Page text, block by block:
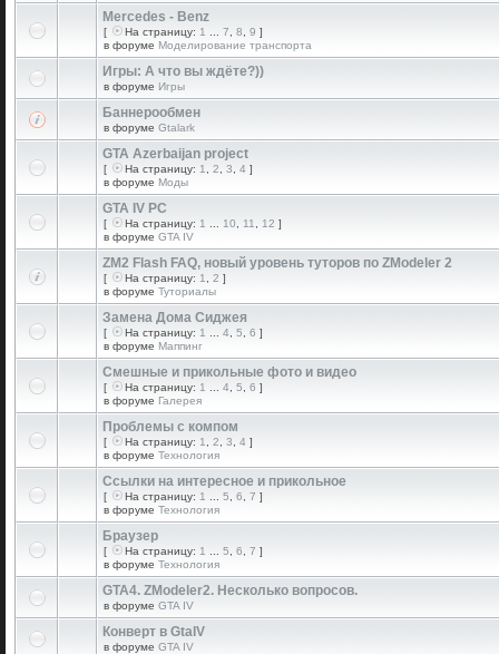
Mercedes - Benz
[ На страницу: 1 7 8 9 ]
в форуме Моделирование транспорта
Игры: А что вы ждёте?))
в форуме Игры
Баннерообмен
в форуме Gtalark
GTA Azerbaijan project
[ На страницу: 1 2 3 4 ]
в форуме Моды
GTA IV PC
[ На страницу: 1 10 11 12 ]
в форуме GTA IV
ZM2 Flash FAQ, новый уровень туторов по ZModeler 2
[ На страницу: 1 2 ]
в форуме Туториалы
Замена Дома Сиджея
[ На страницу: 1 4 5 6 ]
в форуме Маппинг
Смешные и прикольные фото и видео
[ На страницу: 1 4 5 6 ]
в форуме Галерея
Проблемы с компом
[ На страницу: 1 2 3 4 ]
в форуме Технология
Ссылки на интересное и прикольное
[ На страницу: 1 5 6 7 ]
в форуме Технология
Браузер
[ На страницу: 1 5 6 7 ]
в форуме Технология
GTA4. ZModeler2. Несколько вопросов.
в форуме GTA IV
Конверт в GtaIV
в форуме GTA IV